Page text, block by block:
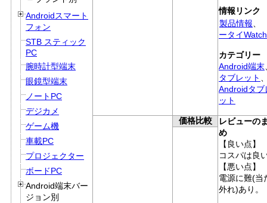
Androidスマート
フォン
STB スティック
PC
腕時計型端末
眼鏡型端末
ノートPC
デジカメ
ゲーム機
車載PC
プロジェクター
ボードPC
Android端末バー
ジョン別
情報リンク
製品情報、
ータイWatch
カテゴリー
Android端末
タブレット
Androidタブ
ット
価格比較
レビューの
め
【良い点】
コスパは良い
【悪い点】
電源に難(当
外れ)あり。